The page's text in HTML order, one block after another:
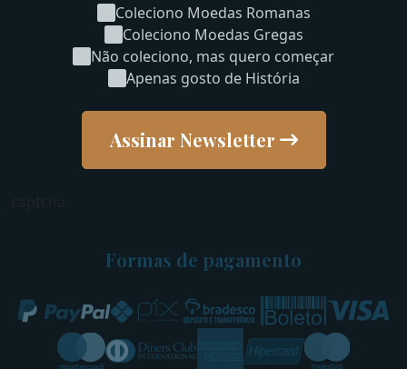
Coleciono Moedas Romanas
Coleciono Moedas Gregas
Não coleciono, mas quero começar
Apenas gosto de História
Assinar Newsletter
Formas de pagamento